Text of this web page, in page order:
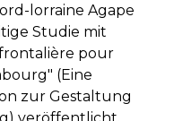
lorraine Agape
Studie mit
pour
(Eine
zur Gestaltung